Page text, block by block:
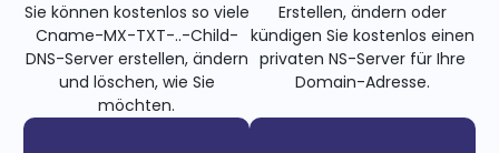
Sie können kostenlos so viele
Cname-MX-TXT-..-Child-
DNS-Server erstellen, ändern
und löschen, wie Sie
möchten.
Erstellen, ändern oder
kündigen Sie kostenlos einen
privaten NS-Server für Ihre
Domain-Adresse.